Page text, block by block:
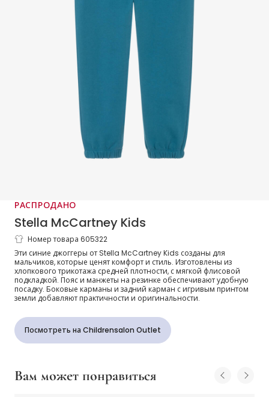
РАСПРОДАНО
Stella McCartney Kids
Джоггеры синие хлопковые с мотивом
земли для мальчиков
Номер товара 605322
Эти синие джоггеры от Stella McCartney Kids созданы для
мальчиков, которые ценят комфорт и стиль. Изготовлены из
хлопкового трикотажа средней плотности, с мягкой флисовой
подкладкой. Пояс и манжеты на резинке обеспечивают удобную
посадку. Боковые карманы и задний карман с игривым принтом
земли добавляют практичности и оригинальности.
Посмотреть на Childrensalon Outlet
Вам может понравиться